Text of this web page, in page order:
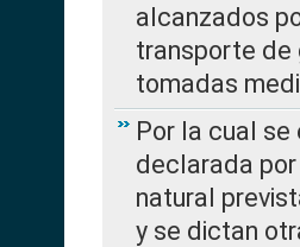
alcanzados
transporte de
tomadas
Por la cual
declarada
natural
y se dictan